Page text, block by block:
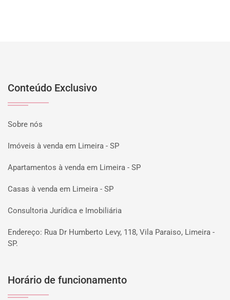
Conteúdo Exclusivo
Sobre nós
Imóveis à venda em Limeira - SP
Apartamentos à venda em Limeira - SP
Casas à venda em Limeira - SP
Consultoria Jurídica e Imobiliária
Endereço: Rua Dr Humberto Levy, 118, Vila Paraiso, Limeira -
SP.
Horário de funcionamento